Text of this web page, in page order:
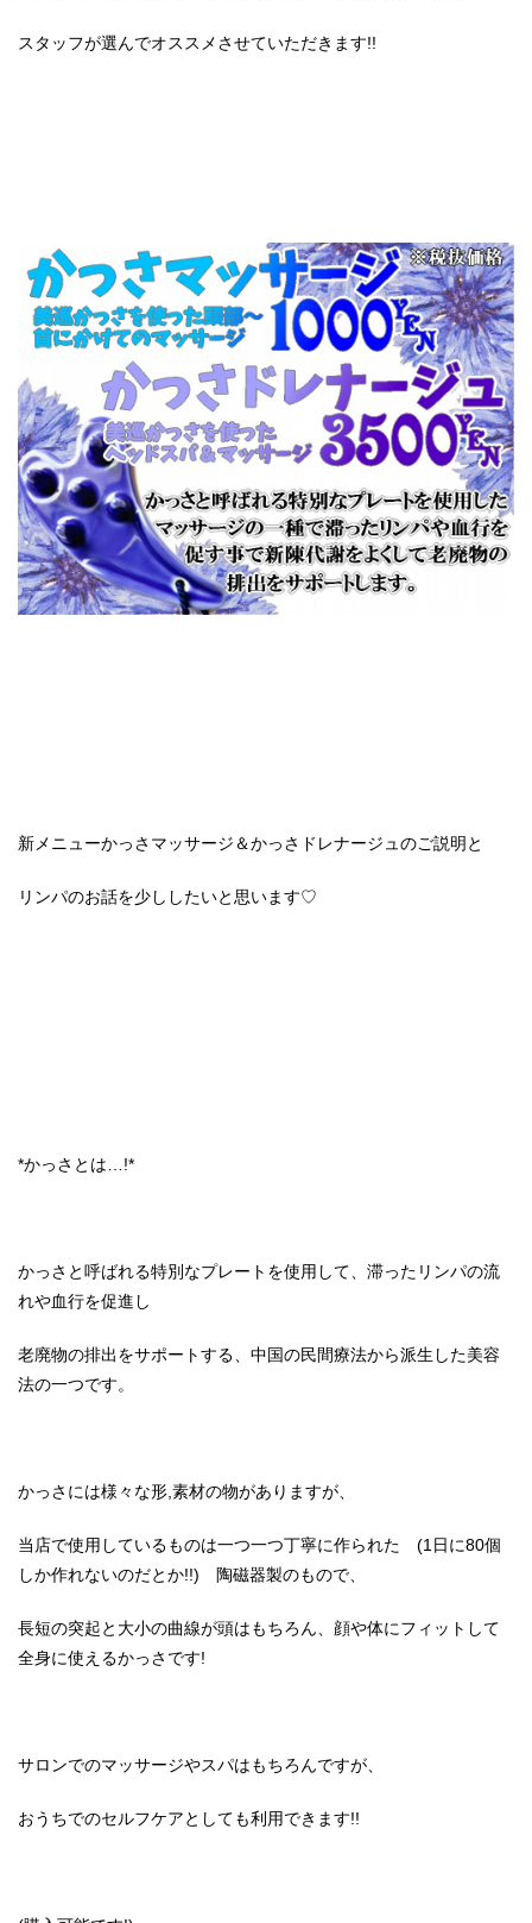
スタッフが選んでオススメさせていただきます!!
新メニューかっさマッサージ＆かっさドレナージュのご説明と
リンパのお話を少ししたいと思います♡
*かっさとは…!*
かっさと呼ばれる特別なプレートを使用して、滞ったリンパの流
れや血行を促進し
老廃物の排出をサポートする、中国の民間療法から派生した美容
法の一つです。
かっさには様々な形,素材の物がありますが、
当店で使用しているものは一つ一つ丁寧に作られた (1日に80個
しか作れないのだとか!!) 陶磁器製のもので、
長短の突起と大小の曲線が頭はもちろん、顔や体にフィットして
全身に使えるかっさです!
サロンでのマッサージやスパはもちろんですが、
おうちでのセルフケアとしても利用できます!!